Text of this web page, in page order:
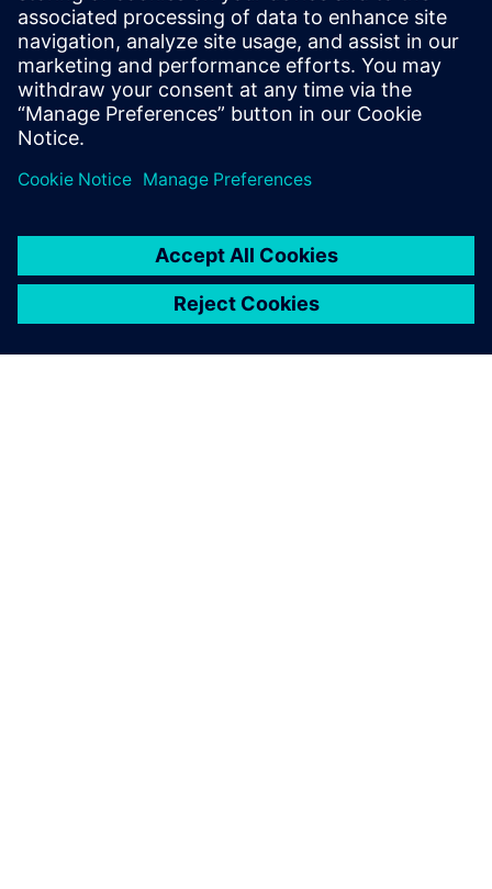
Projeto de Estratégia Digital
Acesso aos Dados
Formação básica Mendix
Pontos de Integração Definidos